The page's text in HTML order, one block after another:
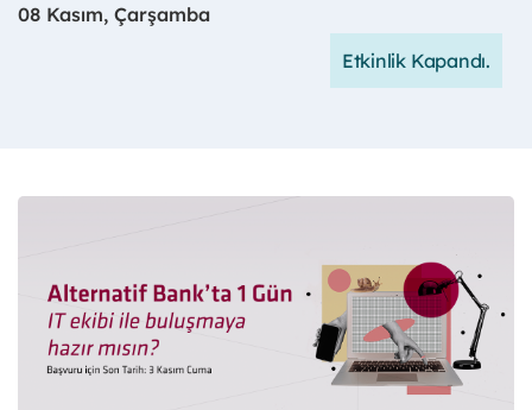
08 Kasım, Çarşamba
Etkinlik Kapandı.